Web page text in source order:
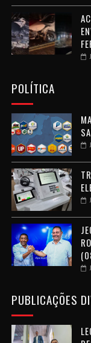
POLÍTICA
PUBLICAÇÕES